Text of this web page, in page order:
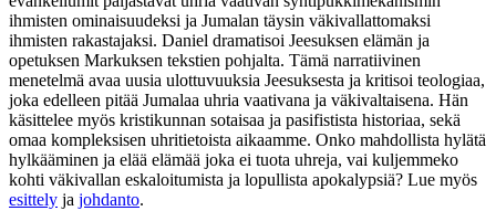
ihmisten ominaisuudeksi ja Jumalan täysin väkivallattomaksi
ihmisten rakastajaksi. Daniel dramatisoi Jeesuksen elämän ja
opetuksen Markuksen tekstien pohjalta. Tämä narratiivinen
menetelmä avaa uusia ulottuvuuksia Jeesuksesta ja kritisoi teologiaa,
joka edelleen pitää Jumalaa uhria vaativana ja väkivaltaisena. Hän
käsittelee myös kristikunnan sotaisaa ja pasifistista historiaa, sekä
omaa kompleksisen uhritietoista aikaamme. Onko mahdollista hylätä
hylkääminen ja elää elämää joka ei tuota uhreja, vai kuljemmeko
kohti väkivallan eskaloitumista ja lopullista apokalypsiä? Lue myös
esittely ja johdanto.